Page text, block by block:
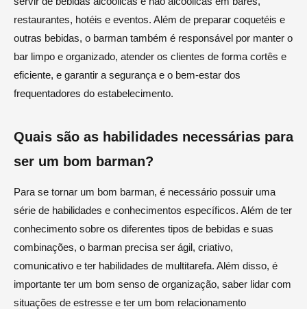
restaurantes, hotéis e eventos. Além de preparar coquetéis e
outras bebidas, o barman também é responsável por manter o
bar limpo e organizado, atender os clientes de forma cortês e
eficiente, e garantir a segurança e o bem-estar dos
frequentadores do estabelecimento.
Quais são as habilidades necessárias para
ser um bom barman?
Para se tornar um bom barman, é necessário possuir uma
série de habilidades e conhecimentos específicos. Além de ter
conhecimento sobre os diferentes tipos de bebidas e suas
combinações, o barman precisa ser ágil, criativo,
comunicativo e ter habilidades de multitarefa. Além disso, é
importante ter um bom senso de organização, saber lidar com
situações de estresse e ter um bom relacionamento